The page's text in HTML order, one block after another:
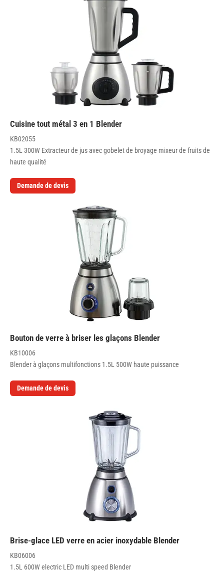
Cuisine tout métal 3 en 1 Blender
KB02055
1.5L 300W Extracteur de jus avec gobelet de broyage mixeur de fruits de
haute qualité
Demande de devis
Bouton de verre à briser les glaçons Blender
KB10006
Blender à glaçons multifonctions 1.5L 500W haute puissance
Demande de devis
Brise-glace LED verre en acier inoxydable Blender
KB06006
1.5L 600W electric LED multi speed Blender